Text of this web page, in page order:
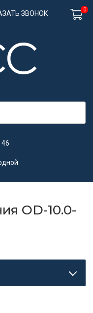
ЗВОНОК 0
OD-10.0-